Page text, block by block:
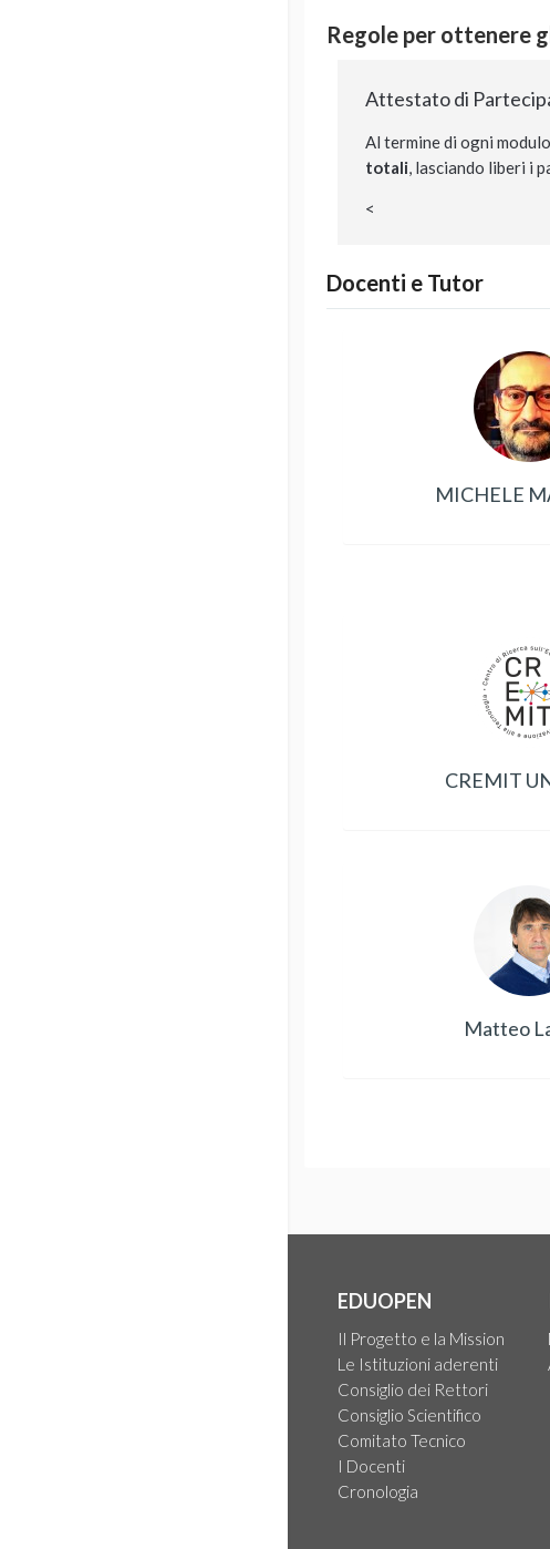
Regole per ottenere
Attestato di
Al termine di ogni
totali, lasciando liberi i
<
Docenti e Tutor
MICHELE
CREMIT
Matteo
EDUOPEN
Il Progetto e la Mission
Le Istituzioni aderenti
Consiglio dei Rettori
Consiglio Scientifico
Comitato Tecnico
I Docenti
Cronologia